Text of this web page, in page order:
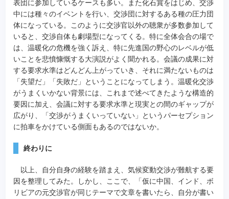
表団に参加しているケースも多い。また化石賞をはじめ、交渉
中には種々のイベントを行い、交渉団に対するある種の圧力団
体になっている。このように交渉官以外の聴衆が多数参加して
いると、交渉自体も劇場型になってくる。特に全体会合の場で
は、温暖化の危機を強く訴え、特に先進国の野心のレベルが低
いことを悲憤慷慨する大演説がよく聞かれる。会議の成果に対
する要求水準はどんどん上がっていき、それに満たないものは
「失望だ」「失敗だ」ということになってしまう。温暖化交渉
がうまくいかない背景には、これまで述べてきたような構造的
要因に加え、会議に対する要求水準と現実との間のギャップが
広がり、「交渉がうまくいっていない」というパーセプション
に拍車をかけている側面もあるのではないか。
終わりに
以上、自分自身の経験を踏まえ、気候変動交渉が難航する要
因を整理してみた。しかし、ここで、「仮に中国、インド、ボ
リビアの元交渉官が同じテーマで文章を書いたら、自分が書い